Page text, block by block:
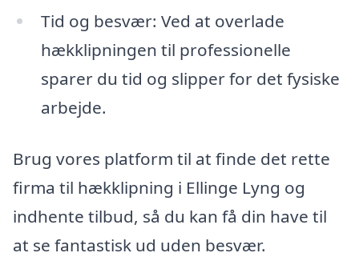
Tid og besvær: Ved at overlade
hækklipningen til professionelle
sparer du tid og slipper for det fysiske
arbejde.
Brug vores platform til at finde det rette
firma til hækklipning i Ellinge Lyng og
indhente tilbud, så du kan få din have til
at se fantastisk ud uden besvær.